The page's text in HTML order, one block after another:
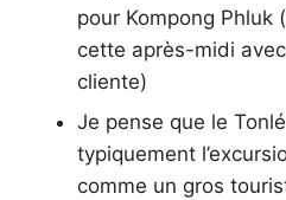
pour Kompong Phluk
cette après-midi
cliente)
Je pense que le
typiquement
comme un gros